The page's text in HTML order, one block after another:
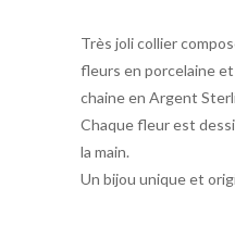
Très joli collier
fleurs en porcelaine
chaine en Argent
Chaque fleur est
la main.
Un bijou unique et